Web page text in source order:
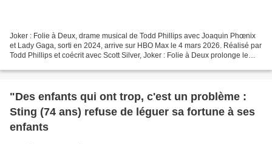
Joker : Folie à Deux, drame musical de Todd Phillips avec Joaquin Phœnix
et Lady Gaga, sorti en 2024, arrive sur HBO Max le 4 mars 2026. Réalisé par
Todd Phillips et coécrit avec Scott Silver, Joker : Folie à Deux prolonge le
"Des enfants qui ont trop, c'est un problème :
Sting (74 ans) refuse de léguer sa fortune à ses
enfants